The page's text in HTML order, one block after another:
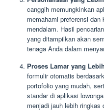
canggih memungkinkan
memahami preferensi
mendalam. Hasil
yang ditampilkan akan
tenaga Anda dalam
Proses Lamar yang
formulir otomatis
portofolio yang mudah,
standar di aplikasi
menjadi jauh lebih ringkas